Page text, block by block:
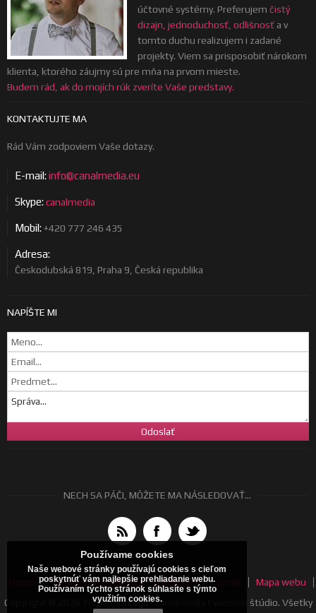
účtovné systémy. Preferujem čistý
dizajn, jednoduchosť, odlišnosť a v
tomto duchu realizujem i zadané
projekty. Viem sa prisposobiť nárokom
klienta, ktorého záujmy sú pre mňa na prvom mieste.
Budem rád, ak do mojích rúk zveríte Vaše predstavy.
KONTAKTUJTE MA
Rád Vám zodpoviem Vaše dotazy.
E-mail:info@canalmedia.eu
Skype:canalmedia
Mobil:+420 777 246 435
Adresa:
Českodubská 819, Praha 9, Česká republika
NAPÍŠTE MI
NECH SA PÁČI, MÔŽETE MA NÁSLEDOVAŤ...
Všeobecné obchodné podmienky Cenník
Mapa webu
Copyright © 2026 Tomáš Jurčaga | canalmedia | webové štúdio. Všetky
Používame cookies
Naše webové stránky používajú cookies s cieľom
poskytnúť vám najlepšie prehliadanie webu.
Používaním týchto stránok súhlasíte s týmto
využitím cookies.